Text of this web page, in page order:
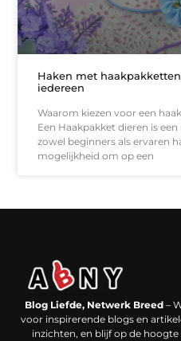
Haken met
iedereen
Waarom kiezen voor een
Een Haakpakket dieren is
zowel beginners als ervaren
mogelijkheid om op een
Blog Liefde, Netwerk Breed –
voor inspirerende blogs en
inzichten, en blijf op de